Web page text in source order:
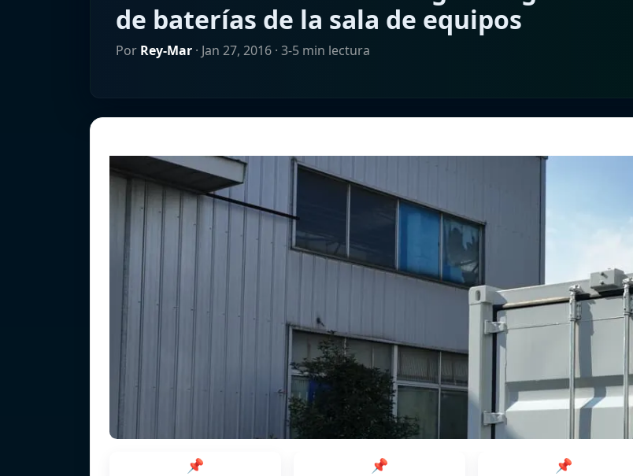
de baterías de la sala de equipos
Por Rey-Mar · Jan 27, 2016 · 3-5 min lectura
📌 📌 📌